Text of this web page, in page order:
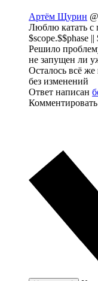
Артём Щурин
Люблю катать с
$scope.$$phase
Решило
не запущен ли
Осталось всё
без изменений
Ответ написан
Комментировать